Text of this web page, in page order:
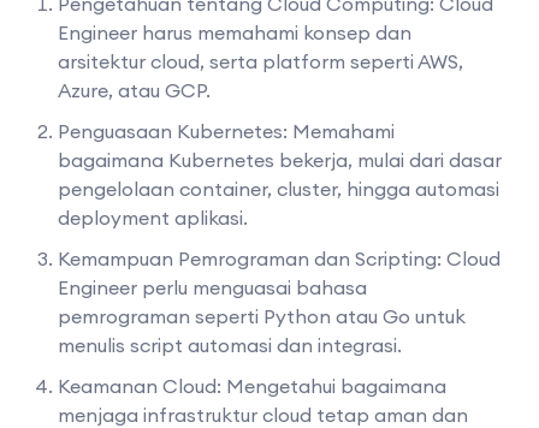
Engineer harus memahami konsep dan
arsitektur cloud, serta platform seperti AWS,
Azure, atau GCP.
Penguasaan Kubernetes: Memahami
bagaimana Kubernetes bekerja, mulai dari dasar
pengelolaan container, cluster, hingga automasi
deployment aplikasi.
Kemampuan Pemrograman dan Scripting: Cloud
Engineer perlu menguasai bahasa
pemrograman seperti Python atau Go untuk
menulis script automasi dan integrasi.
Keamanan Cloud: Mengetahui bagaimana
menjaga infrastruktur cloud tetap aman dan